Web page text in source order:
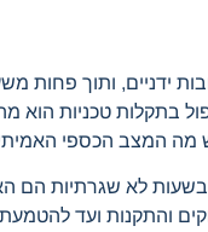
ידניים, ותוך פחות
טכניות הוא
מה המצב הכספי
בשעות לא שגרתיות
והתקנות ועד